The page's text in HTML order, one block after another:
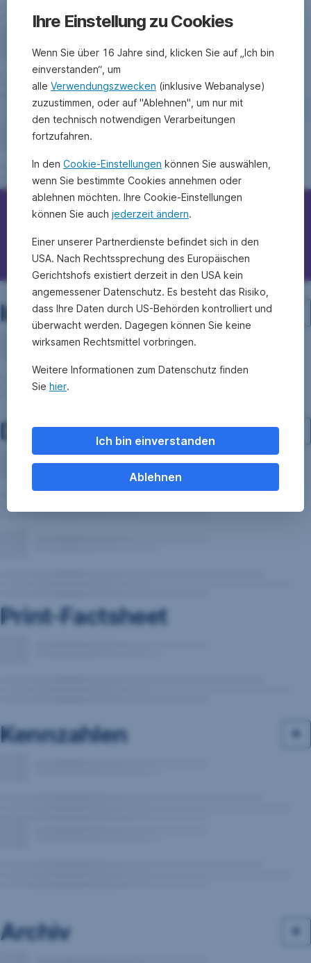
Erste Bank/Sparkassen kontaktieren
Fragen, Ideen, Anregungen?
Investment-Struktur
Dokumente
Print-Factsheet
Kennzahlen
Archiv
Ihre Einstellung zu Cookies
Wenn Sie über 16 Jahre sind, klicken Sie auf „Ich bin
einverstanden“, um
alle Verwendungszwecken (inklusive Webanalyse)
zuzustimmen, oder auf "Ablehnen", um nur mit
den technisch notwendigen Verarbeitungen
fortzufahren.
In den Cookie-Einstellungen können Sie auswählen,
wenn Sie bestimmte Cookies annehmen oder
ablehnen möchten. Ihre Cookie-Einstellungen
können Sie auch jederzeit ändern.
Einer unserer Partnerdienste befindet sich in den
USA. Nach Rechtssprechung des Europäischen
Gerichtshofs existiert derzeit in den USA kein
angemessener Datenschutz. Es besteht das Risiko,
dass Ihre Daten durch US-Behörden kontrolliert und
überwacht werden. Dagegen können Sie keine
wirksamen Rechtsmittel vorbringen.
Weitere Informationen zum Datenschutz finden
Sie hier.
Ich bin einverstanden
Ablehnen